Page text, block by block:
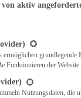
von aktiv
Gruppen, für die eine
ermöglichen
Funktionieren der
Nutzungsdaten, die